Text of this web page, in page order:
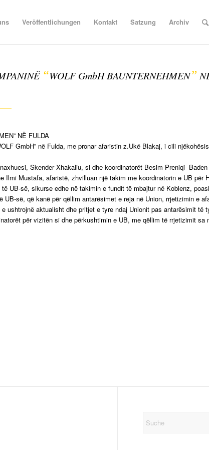
Veröffentlichungen Kontakt Satzung Archiv
“WOLF GmbH BAUNTERNEHMEN”
NË FULDA
GmbH” në Fulda, me pronar afaristin z.Ukë Blakaj, i cili
Skender Xhakaliu, si dhe koordinatorët Besim Preniqi-
Mustafa, afaristë, zhvilluan një takim me koordinatorin e UB për
UB-së, sikurse edhe në takimin e fundit të mbajtur në Koblenz,
së, që kanë për qëllim antarësimet e reja në Union, rrjetizimin e
ushtrojnë aktualisht dhe pritjet e tyre ndaj Unionit pas antarësimit të
për vizitën si dhe përkushtimin e UB, me qëllim të rrjetizimit sa